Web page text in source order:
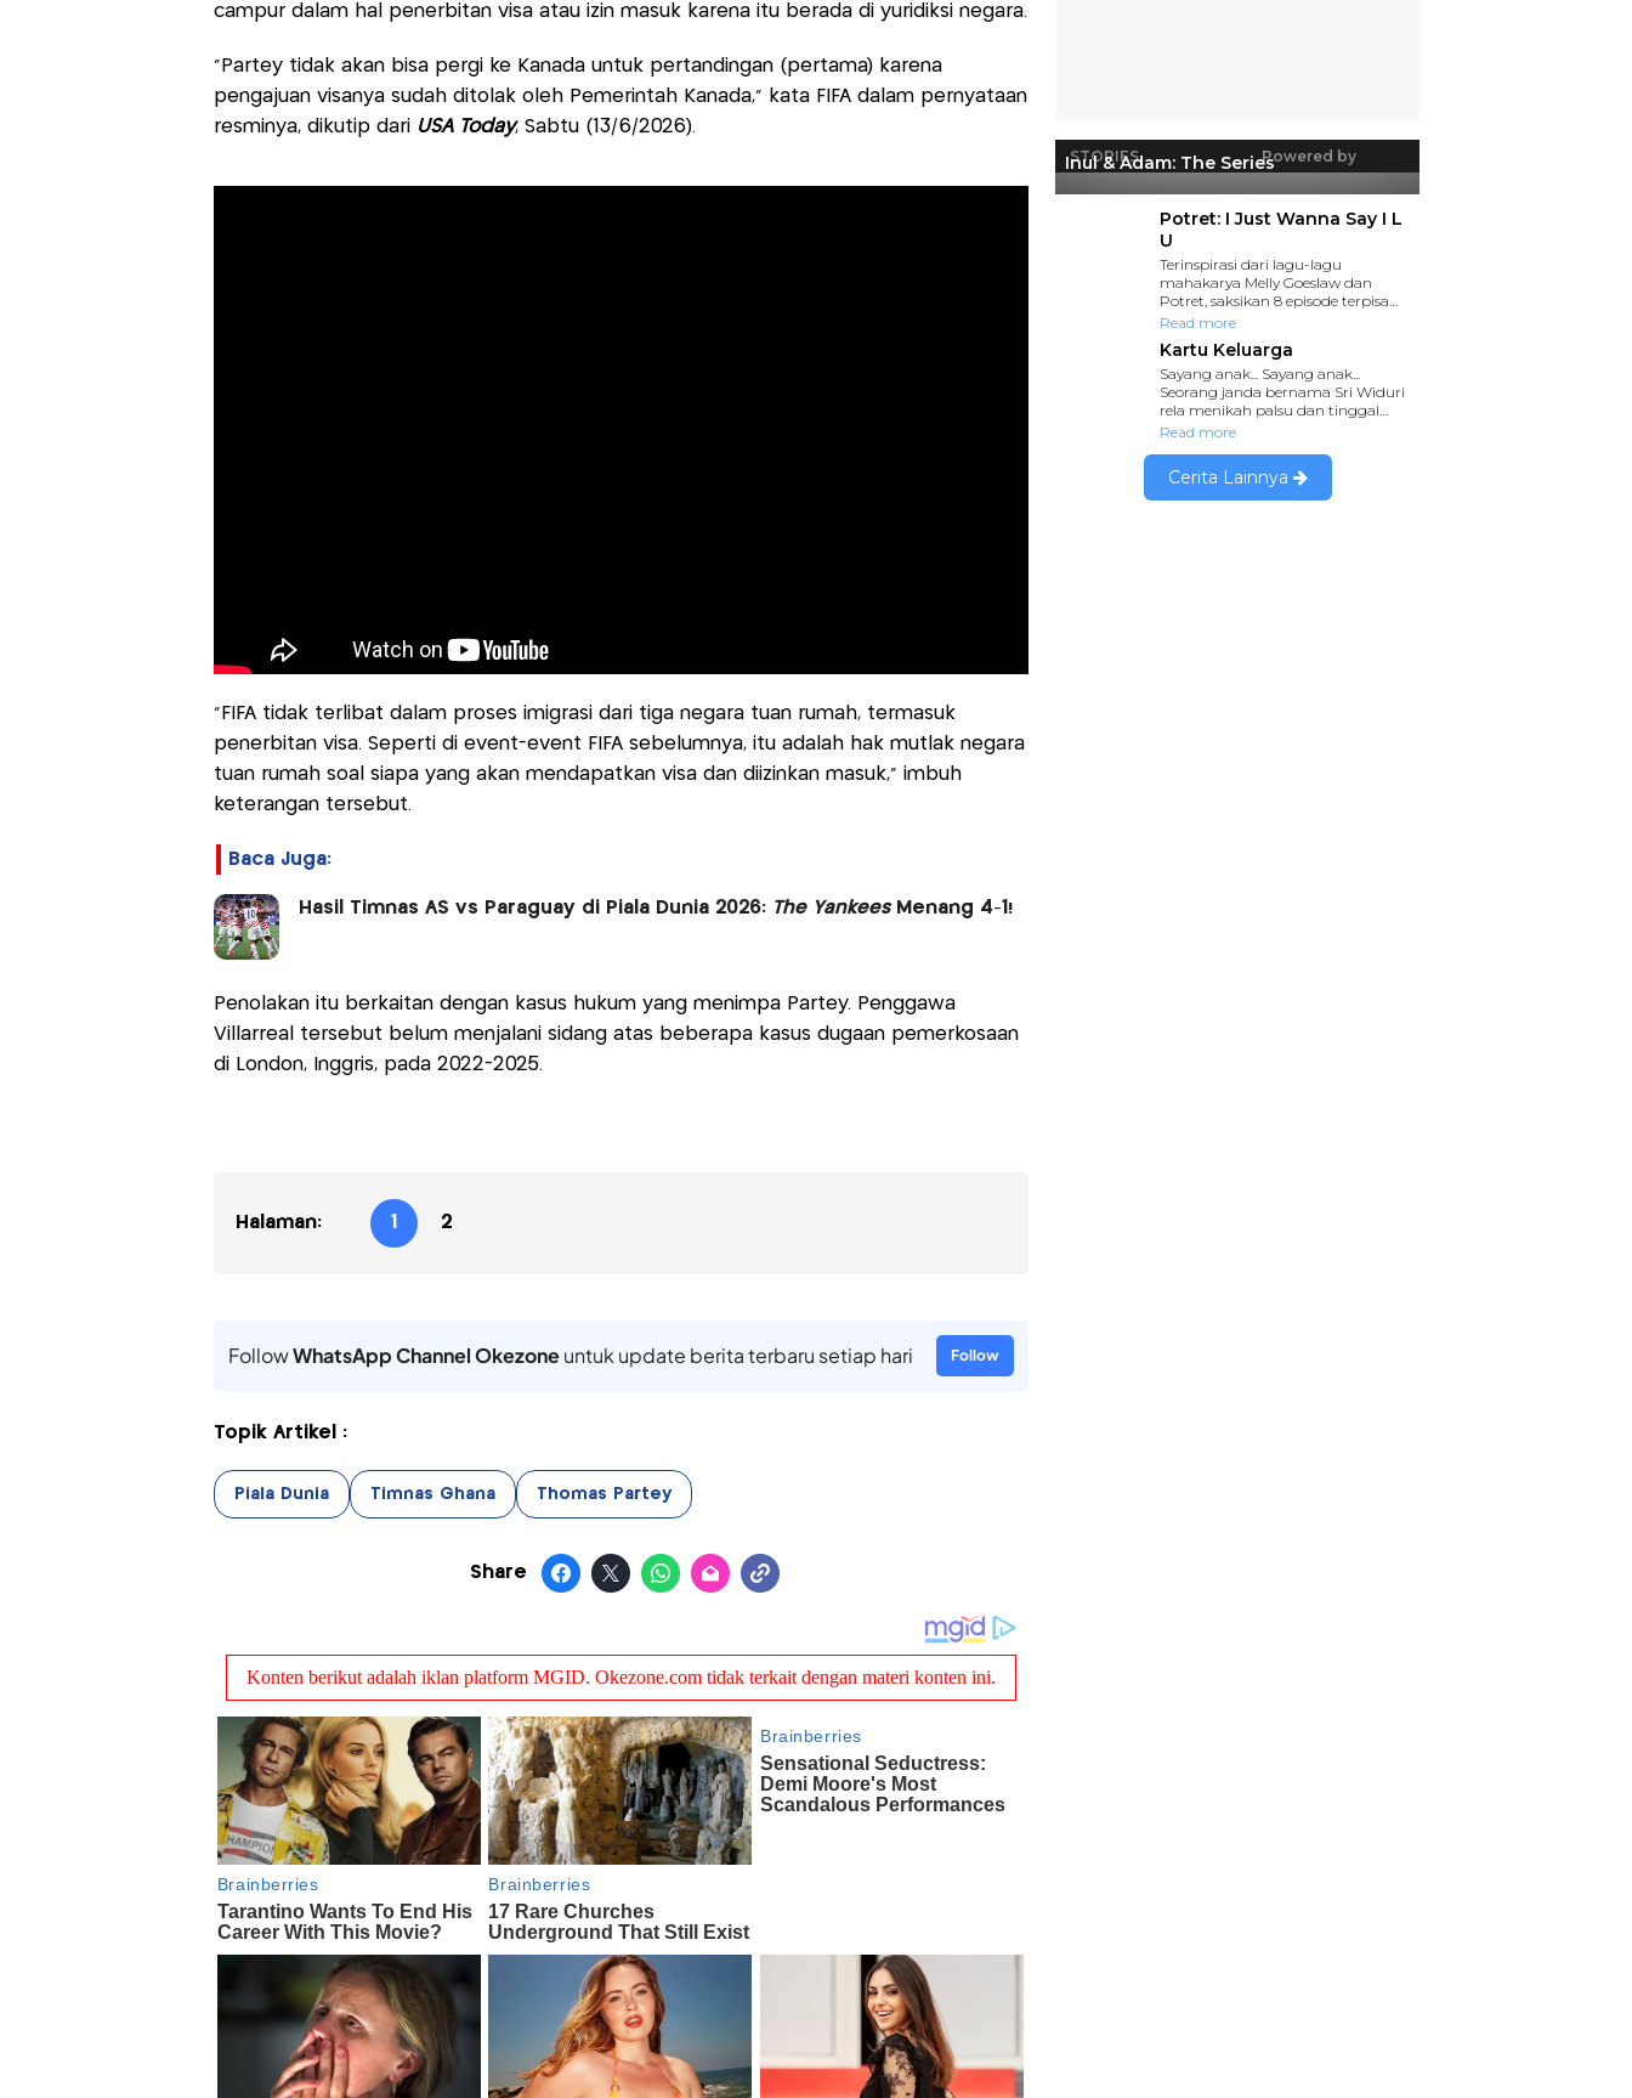
campur dalam hal penerbitan visa atau izin masuk karena itu berada di yuridiksi negara.
“Partey tidak akan bisa pergi ke Kanada untuk pertandingan (pertama) karena
pengajuan visanya sudah ditolak oleh Pemerintah Kanada,” kata FIFA dalam pernyataan
resminya, dikutip dari USA Today, Sabtu (13/6/2026).
“FIFA tidak terlibat dalam proses imigrasi dari tiga negara tuan rumah, termasuk
penerbitan visa. Seperti di event-event FIFA sebelumnya, itu adalah hak mutlak negara
tuan rumah soal siapa yang akan mendapatkan visa dan diizinkan masuk,” imbuh
keterangan tersebut.
Baca Juga:
Hasil Timnas AS vs Paraguay di Piala Dunia 2026: The YankeesMenang 4-1!
Penolakan itu berkaitan dengan kasus hukum yang menimpa Partey. Penggawa
Villarreal tersebut belum menjalani sidang atas beberapa kasus dugaan pemerkosaan
di London, Inggris, pada 2022-2025.
Halaman: 1 2
FollowWhatsApp Channel Okezoneuntuk update berita terbaru setiap hari Follow
Topik Artikel :
Piala Dunia Timnas Ghana Thomas Partey
Share